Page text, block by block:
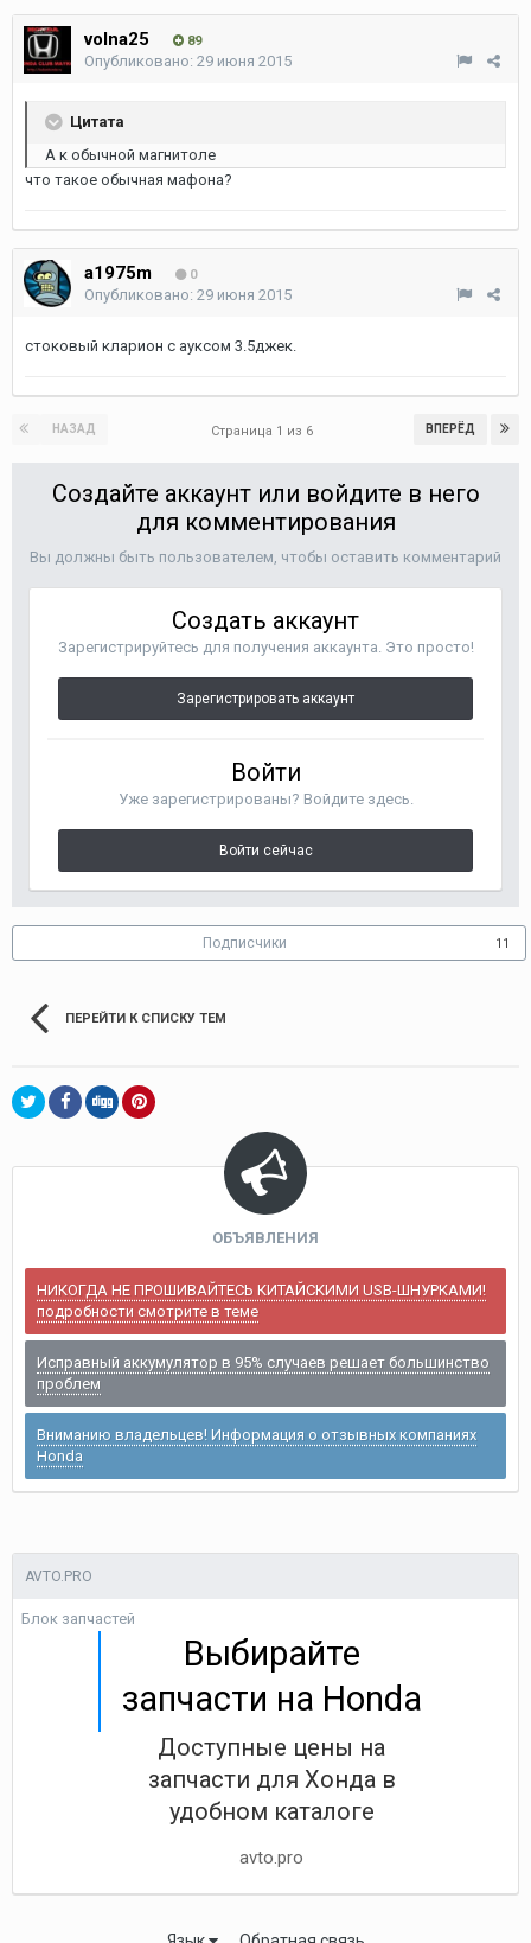
volna25 89
Опубликовано: 29 июня 2015
Цитата
А к обычной магнитоле
что такое обычная мафона?
a1975m 0
Опубликовано: 29 июня 2015
стоковый кларион с ауксом 3.5джек.
НАЗАД ВПЕРЁД
Страница 1 из 6
Создайте аккаунт или войдите в него
для комментирования
Вы должны быть пользователем, чтобы оставить комментарий
Создать аккаунт
Зарегистрируйтесь для получения аккаунта. Это просто!
Зарегистрировать аккаунт
Войти
Уже зарегистрированы? Войдите здесь.
Войти сейчас
Подписчики 11
ПЕРЕЙТИ К СПИСКУ ТЕМ
ОБЪЯВЛЕНИЯ
НИКОГДА НЕ ПРОШИВАЙТЕСЬ КИТАЙСКИМИ USB-ШНУРКАМИ!
подробности смотрите в теме
Исправный аккумулятор в 95% случаев решает большинство
проблем
Вниманию владельцев! Информация о отзывных компаниях
Honda
AVTO.PRO
Блок запчастей
Выбирайте
запчасти на Honda
Доступные цены на
запчасти для Хонда в
удобном каталоге
avto.pro